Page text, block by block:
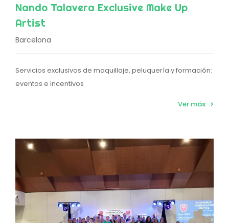
Nando Talavera Exclusive Make Up
Artist
Barcelona
Servicios exclusivos de maquillaje, peluquería y formación:
eventos e incentivos
Ver más